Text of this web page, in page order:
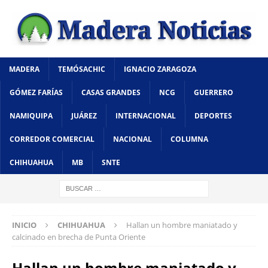
MADERA TEMÓSACHIC IGNACIO ZARAGOZA
GÓMEZ FARÍAS CASAS GRANDES NCG GUERRERO
NAMIQUIPA JUÁREZ INTERNACIONAL DEPORTES
CORREDOR COMERCIAL NACIONAL COLUMNA
CHIHUAHUA MB SNTE
INICIO CHIHUAHUA
Hallan un hombre maniatado y
calcinado en brecha de Punta Oriente